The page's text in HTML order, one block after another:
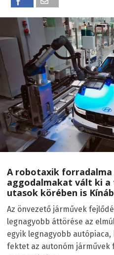
A robotaxik
aggodalmakat vált ki a
utasok körében is
Az önvezető járművek
legnagyobb áttörése az
egyik legnagyobb
fektet az autonóm járművek